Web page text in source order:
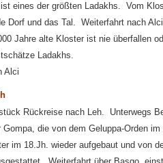
eines der größten Ladakhs. Vom
Dorf und das Tal. Weiterfahrt nach
Jahre alte Kloster ist nie überfallen
Ladakhs.
Alci
Rückreise nach Leh. Unterwegs
Gompa, die von dem Geluppa-Orden
im 18.Jh. wieder aufgebaut und von